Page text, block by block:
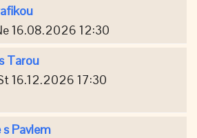
16.08.2026 12:30
Tarou
16.12.2026 17:30
Pavlem